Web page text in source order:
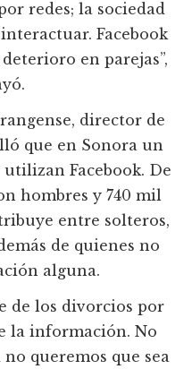
redes; la sociedad
Facebook
en parejas”,
director de
que en Sonora un
Facebook. De
hombres y 740 mil
entre solteros,
de quienes no
alguna.
de los divorcios por
la información. No
queremos que sea